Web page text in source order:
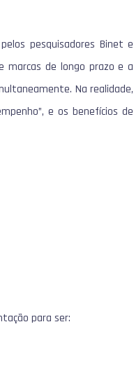
pesquisadores Binet e
marcas de longo prazo e a
Na realidade,
e os benefícios de
para ser: